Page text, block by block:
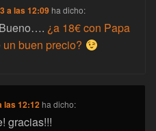
a las 12:09 ha dicho:
¿a 18€ con Papa
buen precio?
las 12:12 ha dicho:
gracias!!!